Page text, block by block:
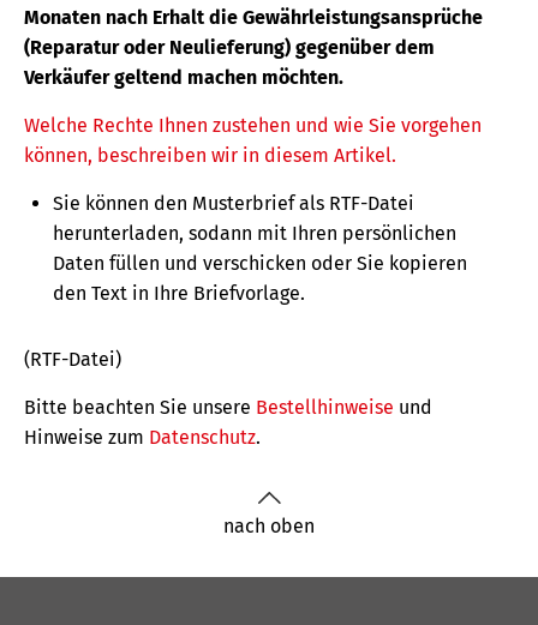
Monaten nach Erhalt die Gewährleistungsansprüche
(Reparatur oder Neulieferung) gegenüber dem
Verkäufer geltend machen möchten.
Welche Rechte Ihnen zustehen und wie Sie vorgehen
können, beschreiben wir in diesem Artikel.
Sie können den Musterbrief als RTF-Datei
herunterladen, sodann mit Ihren persönlichen
Daten füllen und verschicken oder Sie kopieren
den Text in Ihre Briefvorlage.
(RTF-Datei)
Bitte beachten Sie unsere Bestellhinweise und
Hinweise zum Datenschutz.
nach oben